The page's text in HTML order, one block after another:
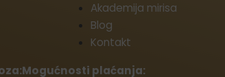
Akademija mirisa
Blog
Kontakt
Mogućnosti plaćanja: